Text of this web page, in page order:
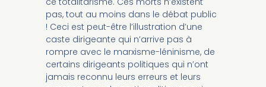
pas, tout au moins dans le débat public
! Ceci est peut-être l’illustration d’une
caste dirigeante qui n’arrive pas à
rompre avec le marxisme-léninisme, de
certains dirigeants politiques qui n’ont
jamais reconnu leurs erreurs et leurs